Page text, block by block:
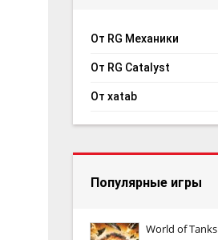
От RG Механики
От RG Catalyst
От xatab
Популярные игры
World of Tanks